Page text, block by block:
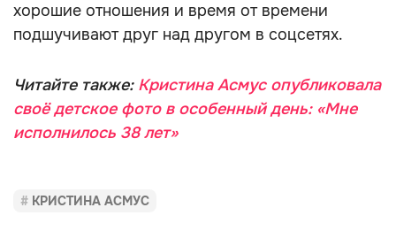
хорошие отношения и время от времени
подшучивают друг над другом в соцсетях.
Читайте также: Кристина Асмус опубликовала
своё детское фото в особенный день: «Мне
исполнилось 38 лет»
КРИСТИНА АСМУС